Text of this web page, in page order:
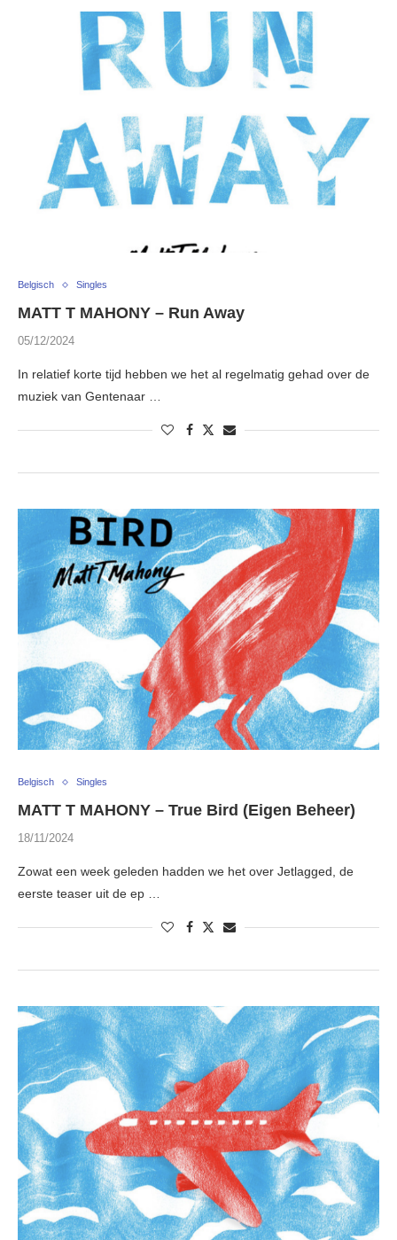
Belgisch Singles
MATT T MAHONY – Run Away
05/12/2024
In relatief korte tijd hebben we het al regelmatig gehad over de
muziek van Gentenaar …
Belgisch Singles
MATT T MAHONY – True Bird (Eigen Beheer)
18/11/2024
Zowat een week geleden hadden we het over Jetlagged, de
eerste teaser uit de ep …